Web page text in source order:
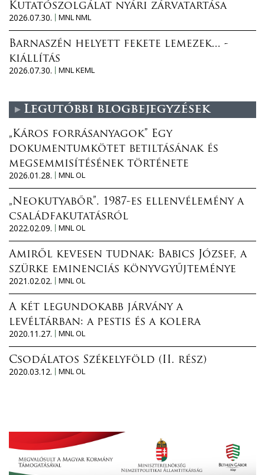
Kutatószolgálat nyári zárvatartása
2026.07.30.
MNL NML
Barnaszén helyett fekete lemezek... -
kiállítás
2026.07.30.
MNL KEML
Legutóbbi blogbejegyzések
„Káros forrásanyagok” Egy
dokumentumkötet betiltásának és
megsemmisítésének története
2026.01.28.
MNL OL
„Neokutyabőr”. 1987-es ellenvélemény a
családfakutatásról
2022.02.09.
MNL OL
Amiről kevesen tudnak: Babics József, a
szürke eminenciás könyvgyűjteménye
2021.02.02.
MNL OL
A két legundokabb járvány a
levéltárban: a pestis és a kolera
2020.11.27.
MNL OL
Csodálatos Székelyföld (II. rész)
2020.03.12.
MNL OL